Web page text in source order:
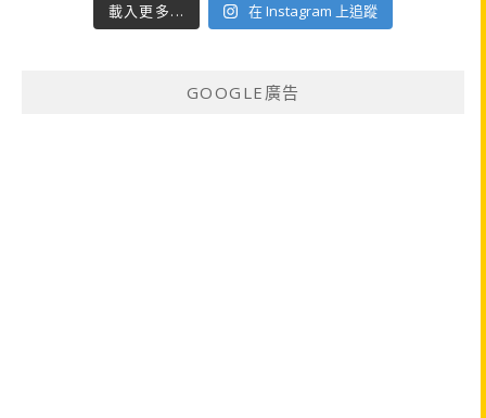
載入更多... 在 Instagram 上追蹤
GOOGLE廣告